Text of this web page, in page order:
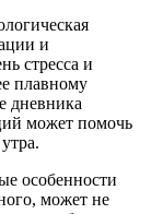
и
стресса и
плавному
дневника
может помочь
особенности
может не